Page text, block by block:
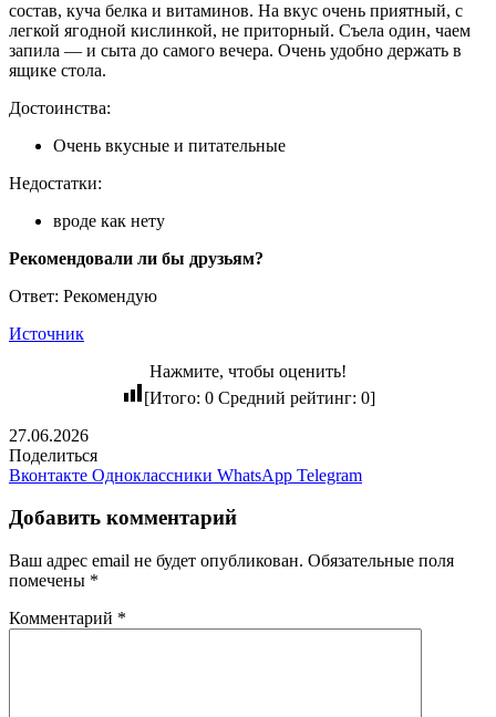
состав, куча белка и витаминов. На вкус очень приятный, с
легкой ягодной кислинкой, не приторный. Съела один, чаем
запила — и сыта до самого вечера. Очень удобно держать в
ящике стола.
Достоинства:
Очень вкусные и питательные
Недостатки:
вроде как нету
Рекомендовали ли бы друзьям?
Ответ: Рекомендую
Источник
Нажмите, чтобы оценить!
[Итого: 0Средний рейтинг: 0]
27.06.2026
Поделиться
Вконтакте Одноклассники WhatsApp Telegram
Добавить комментарий
Ваш адрес email не будет опубликован. Обязательные поля
помечены *
Комментарий *